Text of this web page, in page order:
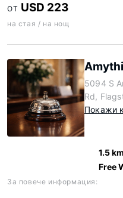
ОТ USD 223
на стая / на нощ
5094 S
Rd,
Покажи
1.5 km
Free
За повече информация: